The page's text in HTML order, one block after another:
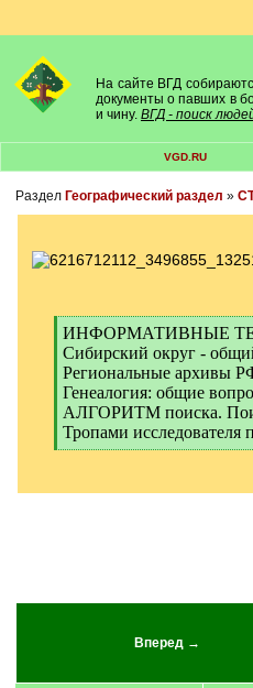
На сайте ВГД
документы о павших в
и чину. ВГД - поиск
VGD.RU
Раздел Географический раздел »
[
q
]
ИНФОРМАТИВНЫЕ
Сибирский округ -
Региональные архивы
Генеалогия: общие
АЛГОРИТМ поиска.
Тропами исследователя
[
Вперед →